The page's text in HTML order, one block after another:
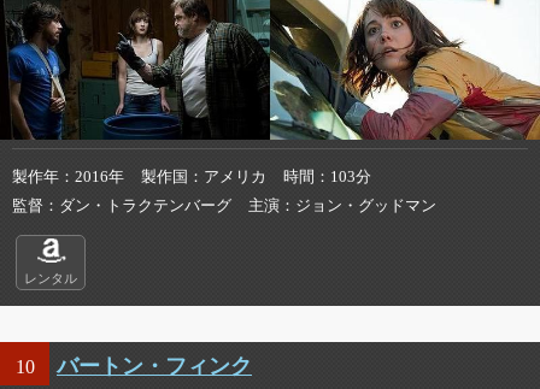
製作年 2016年 製作国 アメリカ 時間
103分
監督
ダン・トラクテンバーグ 主演 ジョン・グッドマン
レンタル
10 バートン・フィンク